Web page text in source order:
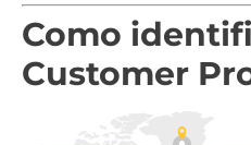
Como
Customer